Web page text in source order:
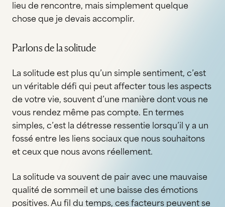
lieu de rencontre, mais simplement quelque
chose que je devais accomplir.
Parlons de la solitude
La solitude est plus qu’un simple sentiment, c’est
un véritable défi qui peut affecter tous les aspects
de votre vie, souvent d’une manière dont vous ne
vous rendez même pas compte. En termes
simples, c’est la détresse ressentie lorsqu’il y a un
fossé entre les liens sociaux que nous souhaitons
et ceux que nous avons réellement.
La solitude va souvent de pair avec une mauvaise
qualité de sommeil et une baisse des émotions
positives. Au fil du temps, ces facteurs peuvent se